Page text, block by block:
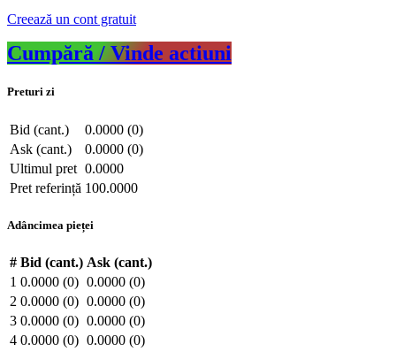
Creează un cont gratuit
Cumpără / Vinde actiuni
Preturi zi
Bid (cant.)
0.0000 (0)
Ask (cant.)
0.0000 (0)
Ultimul pret 0.0000
Pret referință 100.0000
Adâncimea pieței
# Bid (cant.) Ask (cant.)
1 0.0000 (0) 0.0000 (0)
2 0.0000 (0) 0.0000 (0)
3 0.0000 (0) 0.0000 (0)
4 0.0000 (0) 0.0000 (0)